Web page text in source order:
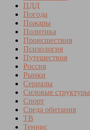
ПДД
Погода
Пожары
Политика
Происшествия
Психология
Путешествия
Россия
Рынки
Сериалы
Силовые структуры
Спорт
Среда обитания
ТВ
Теннис